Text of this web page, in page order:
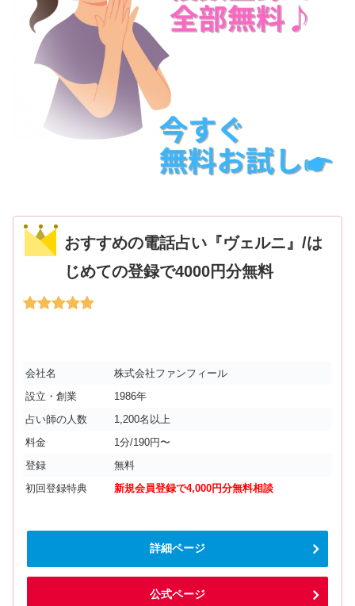
おすすめの電話占い『ヴェルニ』/は
じめての登録で4000円分無料
会社名
株式会社ファンフィール
設立・創業
1986年
占い師の人数
1,200名以上
料金
1分/190円〜
登録
無料
初回登録特典
新規会員登録で4,000円分無料相談
詳細ページ
公式ページ